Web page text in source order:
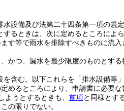
水設備及び法第二十四条第一項の規
るときは、次に定めるところによ
す等で雨水を排除すべきものに流入
かつ、漏水を最少限度のものとする
を含む。以下これらを「排水設備等
めるところにより、申請書に必要
うとするときも、 前項と同様とする
の限りでない。